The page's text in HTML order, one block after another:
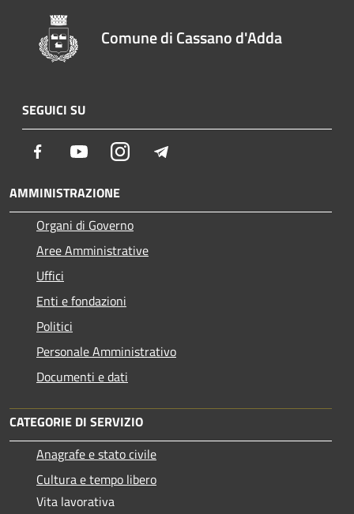
Comune di Cassano d'Adda
SEGUICI SU
Facebook YoutubeInstagram
AMMINISTRAZIONE
Organi di Governo
Aree Amministrative
Uffici
Enti e fondazioni
Politici
Personale Amministrativo
Documenti e dati
CATEGORIE DI SERVIZIO
Anagrafe e stato civile
Cultura e tempo libero
Vita lavorativa